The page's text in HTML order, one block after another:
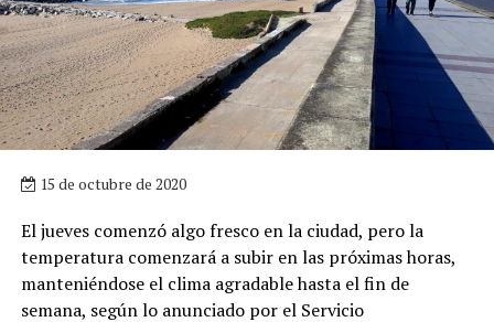
15 de octubre de 2020
El jueves comenzó algo fresco en la ciudad, pero la
temperatura comenzará a subir en las próximas horas,
manteniéndose el clima agradable hasta el fin de
semana, según lo anunciado por el Servicio